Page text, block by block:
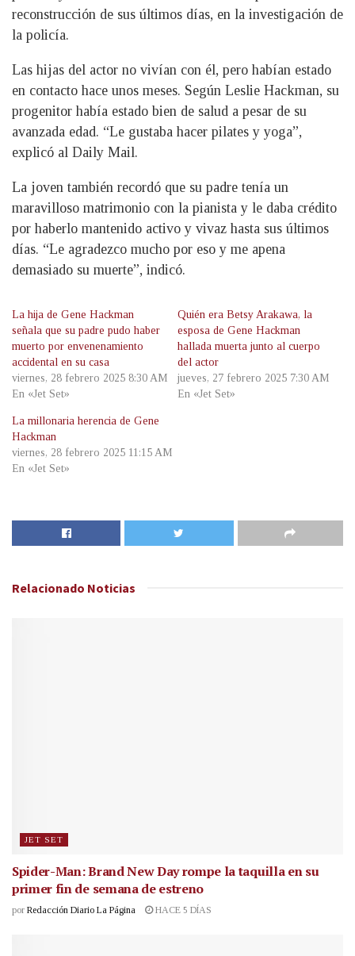
reconstrucción de sus últimos días, en la investigación de
la policía.
Las hijas del actor no vivían con él, pero habían estado
en contacto hace unos meses. Según Leslie Hackman, su
progenitor había estado bien de salud a pesar de su
avanzada edad. “Le gustaba hacer pilates y yoga”,
explicó al Daily Mail.
La joven también recordó que su padre tenía un
maravilloso matrimonio con la pianista y le daba crédito
por haberlo mantenido activo y vivaz hasta sus últimos
días. “Le agradezco mucho por eso y me apena
demasiado su muerte”, indicó.
La hija de Gene Hackman
señala que su padre pudo haber
muerto por envenenamiento
accidental en su casa
viernes, 28 febrero 2025 8:30 AM
En «Jet Set»
Quién era Betsy Arakawa, la
esposa de Gene Hackman
hallada muerta junto al cuerpo
del actor
jueves, 27 febrero 2025 7:30 AM
En «Jet Set»
La millonaria herencia de Gene
Hackman
viernes, 28 febrero 2025 11:15 AM
En «Jet Set»
Relacionado Noticias
JET SET
Spider-Man: Brand New Day rompe la taquilla en su
primer fin de semana de estreno
por Redacción Diario La Página HACE 5 DÍAS